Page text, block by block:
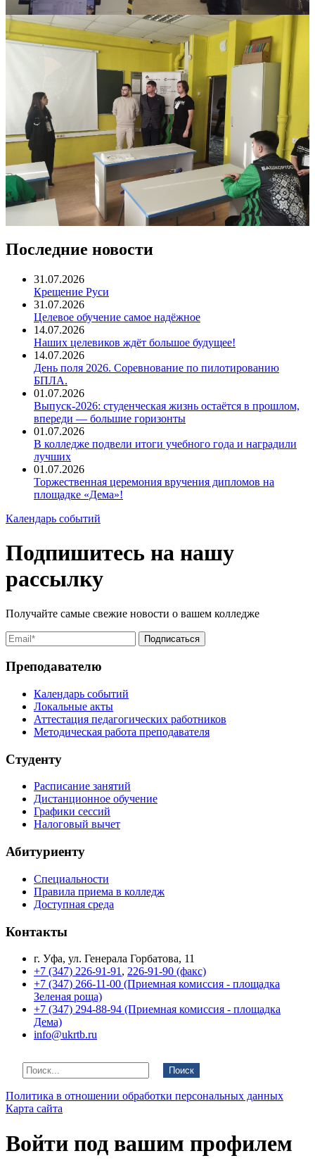
Последние новости
31.07.2026
Крещение Руси
31.07.2026
Целевое обучение самое надёжное
14.07.2026
Наших целевиков ждёт большое будущее!
14.07.2026
День поля 2026. Соревнование по пилотированию
БПЛА.
01.07.2026
Выпуск-2026: студенческая жизнь остаётся в прошлом,
впереди — большие горизонты
01.07.2026
В колледже подвели итоги учебного года и наградили
лучших
01.07.2026
Торжественная церемония вручения дипломов на
площадке «Дема»!
Календарь событий
Подпишитесь на нашу
рассылку
Получайте самые свежие новости о вашем колледже
Преподавателю
Календарь событий
Локальные акты
Аттестация педагогических работников
Методическая работа преподавателя
Студенту
Расписание занятий
Дистанционное обучение
Графики сессий
Налоговый вычет
Абитуриенту
Специальности
Правила приема в колледж
Доступная среда
Контакты
г. Уфа, ул. Генерала Горбатова, 11
+7 (347) 226-91-91 , 226-91-90 (факс)
+7 (347) 266-11-00 (Приемная комиссия - площадка
Зеленая роща)
+7 (347) 294-88-94 (Приемная комиссия - площадка
Дема)
info@ukrtb.ru
Поиск
Политика в отношении обработки персональных данных
Карта сайта
Войти под вашим профилем